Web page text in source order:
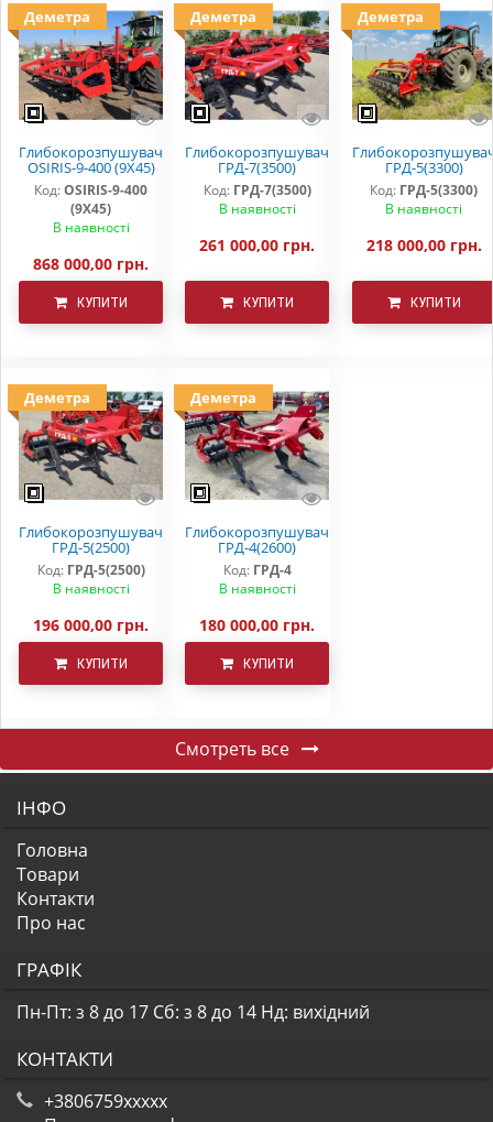
Деметра
Глибокорозпушувач
OSIRIS-9-400 (9Х45)
Код:OSIRIS-9-400
(9Х45)
В наявності
868 000,00 грн.
КУПИТИ
Деметра
Глибокорозпушувач
ГРД-7(3500)
Код: ГРД-7(3500)
В наявності
261 000,00 грн.
КУПИТИ
Деметра
ГРД-5(3300)
Код: ГРД-5(3300)
В наявності
218 000,00 грн.
КУПИТИ
Деметра
Глибокорозпушувач
ГРД-5(2500)
Код: ГРД-5(2500)
В наявності
196 000,00 грн.
КУПИТИ
Деметра
Глибокорозпушувач
ГРД-4(2600)
Код: ГРД-4
В наявності
180 000,00 грн.
КУПИТИ
Смотреть все
ІНФО
Головна
Товари
Контакти
Про нас
ГРАФІК
Пн-Пт: з 8 до 17 Сб: з 8 до 14 Нд: вихідний
КОНТАКТИ
+3806759xxxxx